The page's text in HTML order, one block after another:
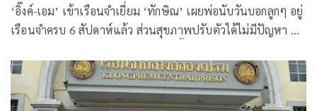
‘อิ๊งค์-เอม’ เข้าเรือนจำเยี่ยม ‘ทักษิณ’ เผยพ่อนับวันบอกลูกๆ อยู่
เรือนจำครบ 6 สัปดาห์แล้ว ส่วนสุขภาพปรับตัวได้ไม่มีปัญหา มี
มะนาวโห่